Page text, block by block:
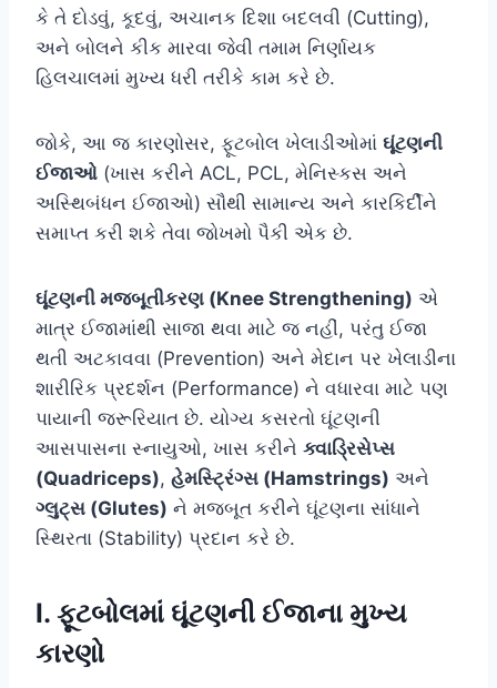
કે તે દોડવું, કૂદવું, અચાનક દિશા બદલવી (Cutting),
અને બોલને કીક મારવા જેવી તમામ નિર્ણાયક
હિલચાલમાં મુખ્ય ધરી તરીકે કામ કરે છે.
જોકે, આ જ કારણોસર, ફૂટબોલ ખેલાડીઓમાં ઘૂંટણની
ઈજાઓ (ખાસ કરીને ACL, PCL, મેનિસ્કસ અને
અસ્થિબંધન ઈજાઓ) સૌથી સામાન્ય અને કારકિર્દીને
સમાપ્ત કરી શકે તેવા જોખમો પૈકી એક છે.
ઘૂંટણની મજબૂતીકરણ (Knee Strengthening) એ
માત્ર ઈજામાંથી સાજા થવા માટે જ નહીં, પરંતુ ઈજા
થતી અટકાવવા (Prevention) અને મેદાન પર ખેલાડીના
શારીરિક પ્રદર્શન (Performance) ને વધારવા માટે પણ
પાયાની જરૂરિયાત છે. યોગ્ય કસરતો ઘૂંટણની
આસપાસના સ્નાયુઓ, ખાસ કરીને ક્વાડ્રિસેપ્સ
(Quadriceps), હેમસ્ટ્રિંગ્સ (Hamstrings) અને
ગ્લુટ્સ (Glutes) ને મજબૂત કરીને ઘૂંટણના સાંધાને
સ્થિરતા (Stability) પ્રદાન કરે છે.
I. ફૂટબોલમાં ઘૂંટણની ઈજાના મુખ્ય
કારણો